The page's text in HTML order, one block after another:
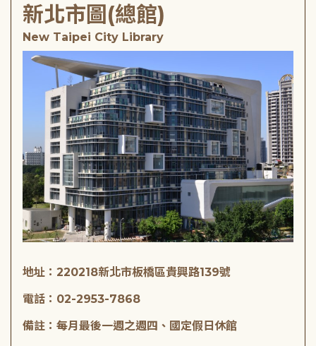
新北市圖(總館)
New Taipei City Library
地址：220218新北市板橋區貴興路139號
電話：02-2953-7868
備註：每月最後一週之週四、國定假日休館